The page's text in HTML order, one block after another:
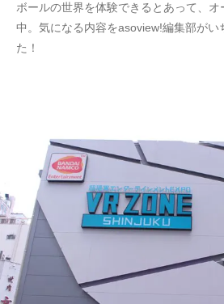
ボールの世界を体験できるとあって、
中。気になる内容をasoview!編集部がい
た！